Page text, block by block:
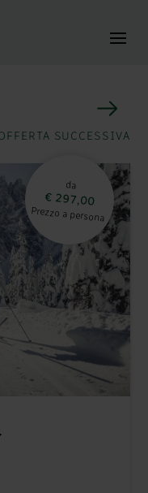
SUCCESSIVA
da
€ 297,00
Prezzo a persona